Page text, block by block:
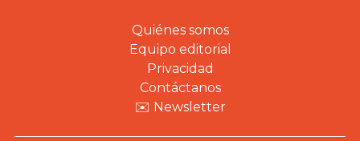
Quiénes somos
Equipo editorial
Privacidad
Contáctanos
✉️ Newsletter